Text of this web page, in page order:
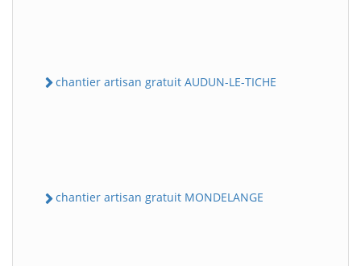
chantier artisan gratuit AUDUN-LE-TICHE
chantier artisan gratuit MONDELANGE